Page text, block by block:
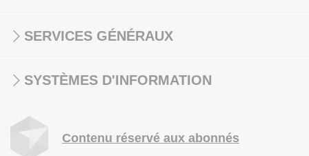
SERVICES GÉNÉRAUX
SYSTÈMES D'INFORMATION
Contenu réservé aux abonnés